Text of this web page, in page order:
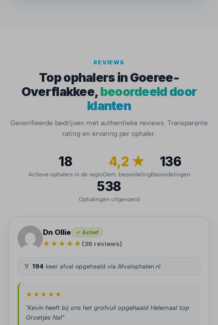
REVIEWS
Top ophalers in Goeree-
Overflakkee, beoordeeld door
klanten
Geverifieerde bedrijven met authentieke reviews. Transparante
rating en ervaring per ophaler.
18
Actieve ophalers in de regio
4,2 ★
Gem. beoordeling
136
Beoordelingen
538
Ophalingen uitgevoerd
Dn Ollie ✓ Actief
★★★★★ (36 reviews)
🏅 194 keer afval opgehaald via Afvalophalen.nl
★★★★★
"Kevin heeft bij ons het grofvuil opgehaald Helemaal top
Groetjes Naf"